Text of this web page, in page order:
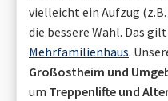
vielleicht ein Aufzug (z.B.
die bessere Wahl. Das
Mehrfamilienhaus.
Großostheim und
um Treppenlifte und